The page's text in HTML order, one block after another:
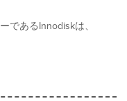
であるInnodiskは、